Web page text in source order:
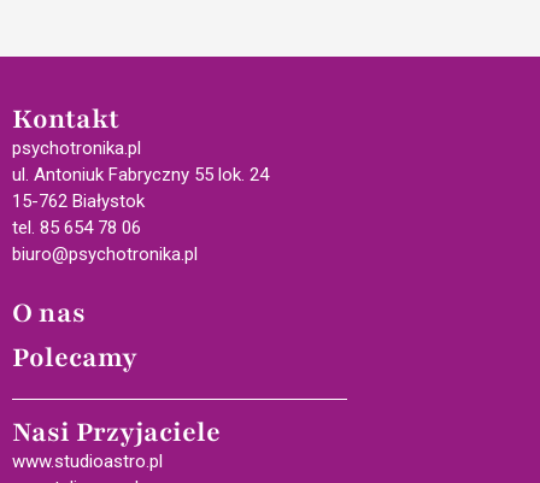
Kontakt
psychotronika.pl
ul. Antoniuk Fabryczny 55 lok. 24
15-762 Białystok
tel. 85 654 78 06
biuro@psychotronika.pl
O nas
Polecamy
Nasi Przyjaciele
www.studioastro.pl